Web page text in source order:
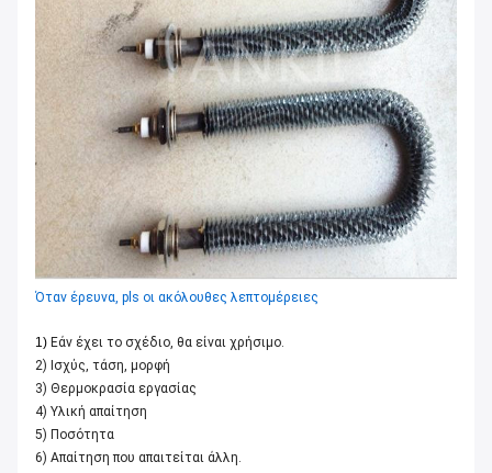
Όταν έρευνα, pls οι ακόλουθες λεπτομέρειες
1) Εάν έχει το σχέδιο, θα είναι χρήσιμο.
2) Ισχύς, τάση, μορφή
3) Θερμοκρασία εργασίας
4) Υλική απαίτηση
5) Ποσότητα
6) Απαίτηση που απαιτείται άλλη.